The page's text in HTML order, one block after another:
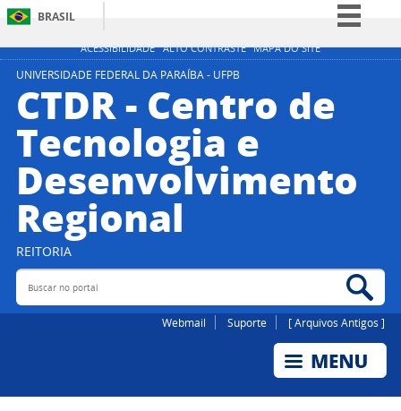
ACESSIBILIDADE ALTO CONTRASTE MAPA DO SITE
BRASIL
Simplifique!
Participe
Legislação
Canais
UNIVERSIDADE FEDERAL DA PARAÍBA - UFPB
CTDR - Centro de
Tecnologia e
Desenvolvimento
Regional
REITORIA
Buscar no portal
Webmail Suporte [ Arquivos Antigos ]